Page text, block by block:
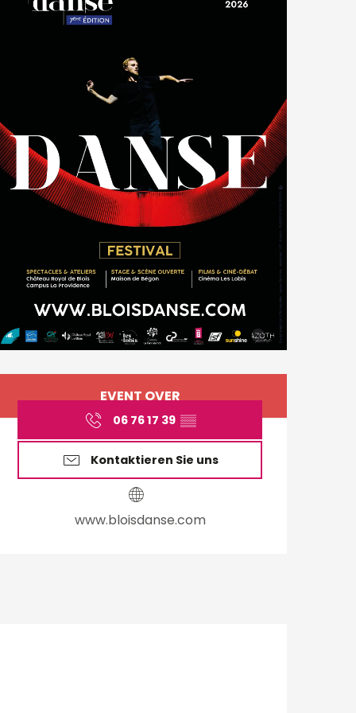
Öffnungszeiten &
EVENT OVER
06 76 17 39 ▒▒
Kontaktieren Sie uns
www.bloisdanse.com